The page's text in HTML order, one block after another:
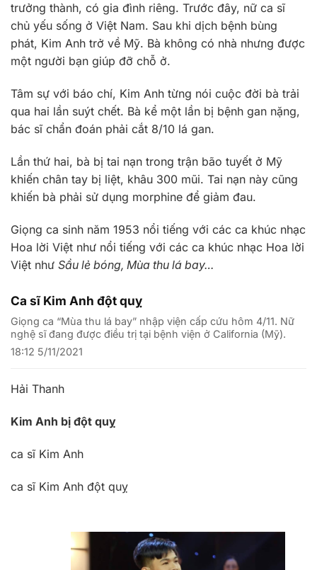
trưởng thành, có gia đình riêng. Trước đây, nữ ca sĩ
chủ yếu sống ở Việt Nam. Sau khi dịch bệnh bùng
phát, Kim Anh trở về Mỹ. Bà không có nhà nhưng được
một người bạn giúp đỡ chỗ ở.
Tâm sự với báo chí, Kim Anh từng nói cuộc đời bà trải
qua hai lần suýt chết. Bà kể một lần bị bệnh gan nặng,
bác sĩ chẩn đoán phải cắt 8/10 lá gan.
Lần thứ hai, bà bị tai nạn trong trận bão tuyết ở Mỹ
khiến chân tay bị liệt, khâu 300 mũi. Tai nạn này cũng
khiến bà phải sử dụng morphine để giảm đau.
Giọng ca sinh năm 1953 nổi tiếng với các ca khúc nhạc
Hoa lời Việt như nổi tiếng với các ca khúc nhạc Hoa lời
Việt như Sầu lẻ bóng, Mùa thu lá bay…
Ca sĩ Kim Anh đột quỵ
Giọng ca “Mùa thu lá bay” nhập viện cấp cứu hôm 4/11. Nữ
nghệ sĩ đang được điều trị tại bệnh viện ở California (Mỹ).
18:12 5/11/2021
Hải Thanh
Kim Anh bị đột quỵ
ca sĩ Kim Anh
ca sĩ Kim Anh đột quỵ